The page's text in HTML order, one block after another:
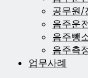
공무원/
음주운
음주뺑
음주측
업무사례